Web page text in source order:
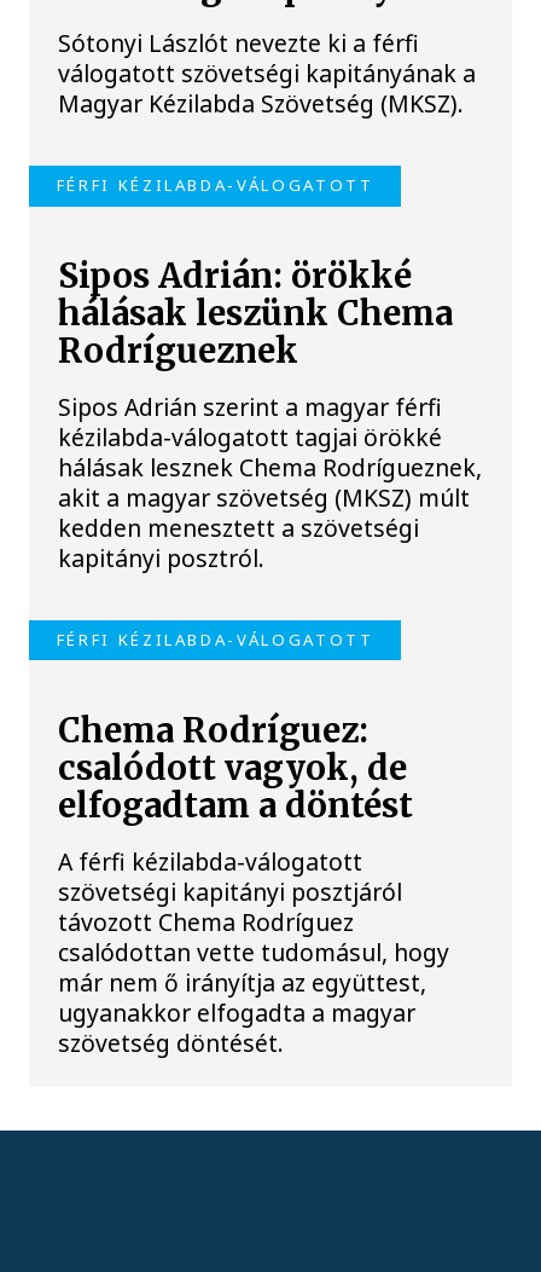
Sótonyi Lászlót nevezte ki a férfi
válogatott szövetségi kapitányának a
Magyar Kézilabda Szövetség (MKSZ).
FÉRFI KÉZILABDA-VÁLOGATOTT
Sipos Adrián: örökké
hálásak leszünk Chema
Rodrígueznek
Sipos Adrián szerint a magyar férfi
kézilabda-válogatott tagjai örökké
hálásak lesznek Chema Rodrígueznek,
akit a magyar szövetség (MKSZ) múlt
kedden menesztett a szövetségi
kapitányi posztról.
FÉRFI KÉZILABDA-VÁLOGATOTT
Chema Rodríguez:
csalódott vagyok, de
elfogadtam a döntést
A férfi kézilabda-válogatott
szövetségi kapitányi posztjáról
távozott Chema Rodríguez
csalódottan vette tudomásul, hogy
már nem ő irányítja az együttest,
ugyanakkor elfogadta a magyar
szövetség döntését.